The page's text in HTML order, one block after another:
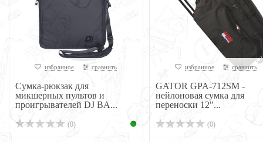
избранное сравнить
Сумка-рюкзак для
микшерных пультов и
проигрывателей DJ BA...
(0)
избранное сравнить
GATOR GPA-712SM -
нейлоновая сумка для
переноски 12"...
(0)